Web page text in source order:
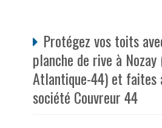
Protégez vos toits
planche de rive à Nozay
Atlantique-44) et faites
société Couvreur 44